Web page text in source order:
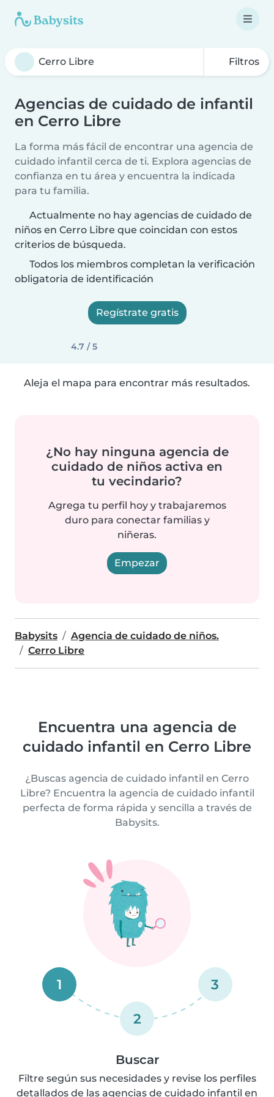
Filtros
Agencias de cuidado de infantil
en Cerro Libre
La forma más fácil de encontrar una agencia de
cuidado infantil cerca de ti. Explora agencias de
confianza en tu área y encuentra la indicada
para tu familia.
Actualmente no hay agencias de cuidado de
niños en Cerro Libre que coincidan con estos
criterios de búsqueda.
Todos los miembros completan la verificación
obligatoria de identificación
Regístrate gratis
4.7 / 5
Aleja el mapa para encontrar más resultados.
¿No hay ninguna agencia de
cuidado de niños activa en
tu vecindario?
Agrega tu perfil hoy y trabajaremos
duro para conectar familias y
niñeras.
Empezar
Babysits
Agencia de cuidado de niños.
Cerro Libre
Encuentra una agencia de
cuidado infantil en Cerro Libre
¿Buscas agencia de cuidado infantil en Cerro
Libre? Encuentra la agencia de cuidado infantil
perfecta de forma rápida y sencilla a través de
Babysits.
1
2
3
Buscar
Filtre según sus necesidades y revise los perfiles
detallados de las agencias de cuidado infantil en